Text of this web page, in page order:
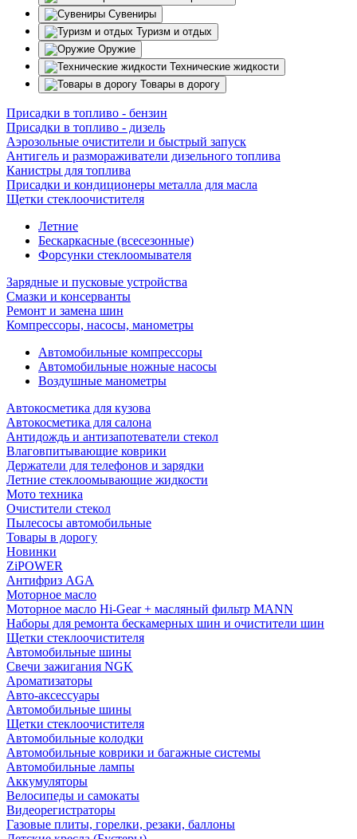
Сувениры
Туризм и отдых
Оружие
Технические жидкости
Товары в дорогу
Присадки в топливо - бензин
Присадки в топливо - дизель
Аэрозольные очистители и быстрый запуск
Антигель и размораживатели дизельного топлива
Канистры для топлива
Присадки и кондиционеры металла для масла
Щетки стеклоочистителя
Летние
Бескаркасные (всесезонные)
Форсунки стеклоомывателя
Зарядные и пусковые устройства
Смазки и консерванты
Ремонт и замена шин
Компрессоры, насосы, манометры
Автомобильные компрессоры
Автомобильные ножные насосы
Воздушные манометры
Автокосметика для кузова
Автокосметика для салона
Антидождь и антизапотеватели стекол
Влаговпитывающие коврики
Держатели для телефонов и зарядки
Летние стеклоомывающие жидкости
Мото техника
Очистители стекол
Пылесосы автомобильные
Товары в дорогу
Новинки
ZiPOWER
Антифриз AGA
Моторное масло
Моторное масло Hi-Gear + масляный фильтр MANN
Наборы для ремонта бескамерных шин и очистители шин
Щетки стеклоочистителя
Автомобильные шины
Свечи зажигания NGK
Ароматизаторы
Авто-аксессуары
Автомобильные шины
Щетки стеклоочистителя
Автомобильные колодки
Автомобильные коврики и багажные системы
Автомобильные лампы
Аккумуляторы
Велосипеды и самокаты
Видеорегистраторы
Газовые плиты, горелки, резаки, баллоны